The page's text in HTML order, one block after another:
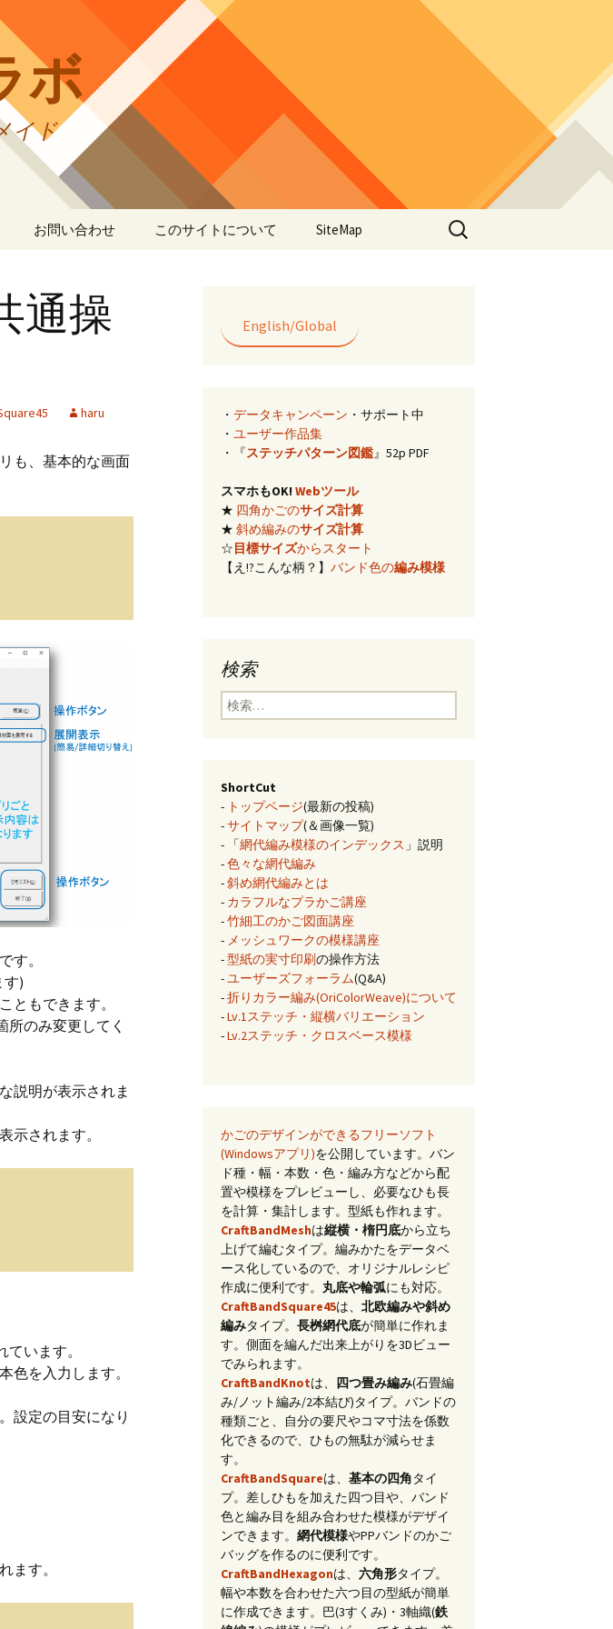
ボ
イド
出力例使用
ストール手
フォーラム
四角かごのサイズ計算
目標サイズからの概算
バンド色の編み模様
組合せ模様
クロスベースのステッ
チ・2色の組合せ模様
お問い合わせ このサイトについて
折りカラー編み
(OriColorWeave)につい
SiteMap
検
索:
通操
haru
も、基本的な画面
す。
す)
ともできます。
のみ変更してく
説明が表示されま
示されます。
います。
色を入力します。
設定の目安になり
ます。
English/Global
・ データキャンペーン ・サポート中
・ ユーザー作品集
・『ステッチパターン図鑑』52p PDF
スマホもOK! Webツール
★ 四角かごのサイズ計算
★ 斜め編みのサイズ計算
☆目標サイズからスタート
【え!?こんな柄？】 バンド色の編み模様
検索
検
索:
ShortCut
- トップページ(最新の投稿)
-サイトマップ(＆画像一覧)
- 「網代編み模様のインデックス 」説明
-色々な網代編み
-斜め網代編みとは
- カラフルなプラかご講座
-竹細工のかご図面講座
- メッシュワークの模様講座
-型紙の実寸印刷の操作方法
-ユーザーズフォーラム(Q&A)
-折りカラー編み(OriColorWeave)について
-Lv.1ステッチ・縦横バリエーション
-Lv.2ステッチ・クロスベース模様
かごのデザインができるフリーソフト
(Windowsアプリ)を公開しています。バン
ド種・幅・本数・色・編み方などから配
置や模様をプレビューし、必要なひも長
を計算・集計します。型紙も作れます。
CraftBandMeshは縦横・楕円底から立ち
上げて編むタイプ。編みかたをデータベ
ース化しているので、オリジナルレシピ
作成に便利です。 丸底や輪弧にも対応。
CraftBandSquare45は、 北欧編みや斜め
編みタイプ。 長桝網代底が簡単に作れま
す。側面を編んだ出来上がりを3Dビュー
でみられます。
CraftBandKnotは、 四つ畳み編み(石畳編
み/ノット編み/2本結び)タイプ。バンドの
種類ごと、自分の要尺やコマ寸法を係数
化できるので、ひもの無駄が減らせま
す。
CraftBandSquareは、 基本の四角タイ
プ。差しひもを加えた四つ目や、バンド
色と編み目を組み合わせた模様がデザイ
ンできます。 網代模様やPPバンドのかご
バッグを作るのに便利です。
CraftBandHexagonは、 六角形タイプ。
幅や本数を合わせた六つ目の型紙が簡単
に作成できます。巴(3すくみ)・3軸織(鉄